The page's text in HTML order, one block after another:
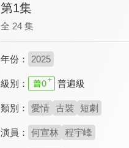
第1集
全 24 集
年份： 2025
級別： 普遍級
類別： 愛情 古裝 短劇
演員： 何宣林 程宇峰